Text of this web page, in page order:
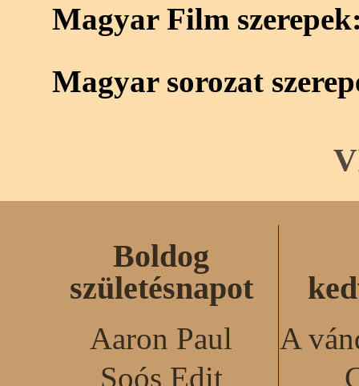
Magyar Film
Magyar sorozat
Boldog
születésnapot
Aaron Paul
Soós Edit
A